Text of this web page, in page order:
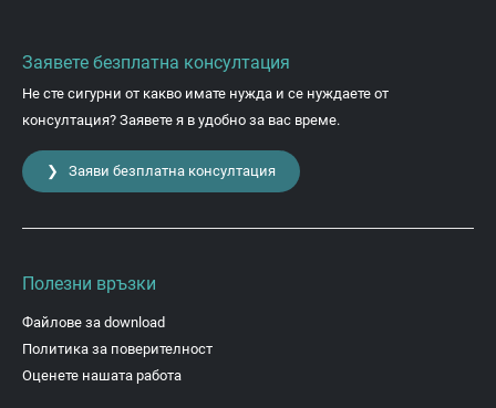
Заявете безплатна консултация
Не сте сигурни от какво имате нужда и се нуждаете от
консултация? Заявете я в удобно за вас време.
❯ Заяви безплатна консултация
Полезни връзки
Файлове за download
Политика за поверителност
Оценете нашата работа